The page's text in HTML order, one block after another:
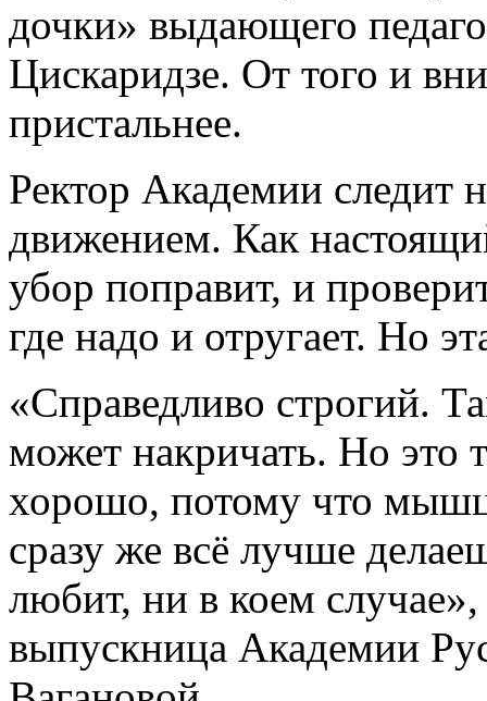
дочки» выдающего
Цискаридзе. От того и
пристальнее.
Ректор Академии следит
движением. Как
убор поправит, и
где надо и отругает. Но
«Справедливо строгий.
может накричать. Но это
хорошо, потому что
сразу же всё лучше
любит, ни в коем
выпускница Академии